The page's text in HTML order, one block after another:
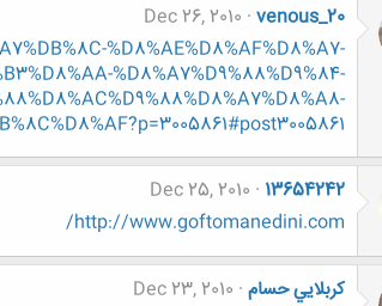
venous_20
Dec 26, 2010
%D8%AE%D8%AF%D8%A7-
%D8%A7%D9%88%D9%84-
13654242
Dec 25, 2010
http://www.goftomanedini.com/
كربلايي حسام Dec 23, 2010